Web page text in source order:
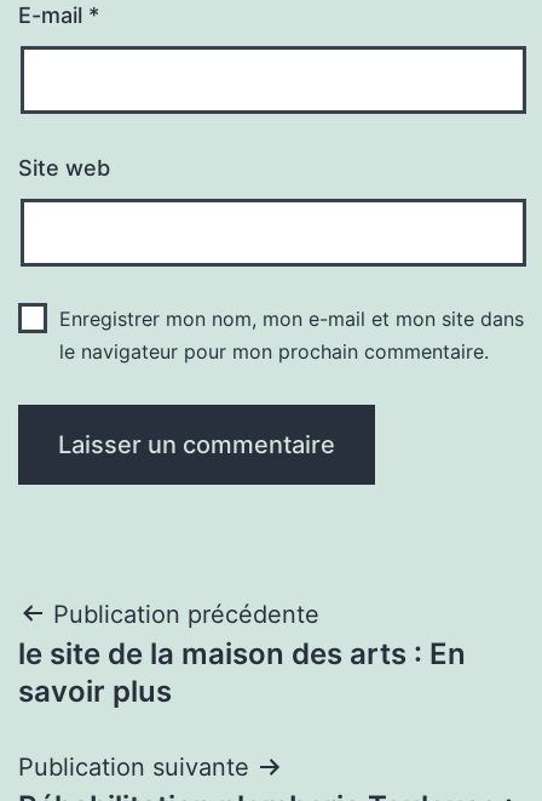
E-mail *
Site web
Enregistrer mon nom, mon e-mail et mon site dans
le navigateur pour mon prochain commentaire.
Navigation
de
Publication précédente
le site de la maison des arts : En
savoir plus
Publication suivante